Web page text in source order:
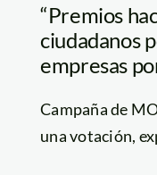
“Premios
ciudadanos
empresas
Campaña de
una votación,